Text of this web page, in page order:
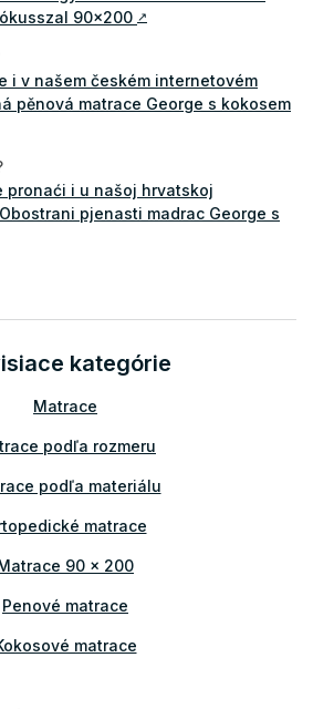
90x200 ↗
i v našem českém internetovém
pěnová matrace George s kokosem
pronaći i u našoj hrvatskoj
pjenasti madrac George s
kategórie
Matrace
podľa rozmeru
podľa materiálu
matrace
90 x 200
Penové matrace
matrace